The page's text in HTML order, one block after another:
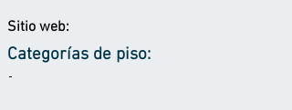
Sitio web:
Categorías de piso:
-